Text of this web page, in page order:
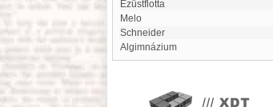
Ezüstflotta
Melo
Schneider
Algimnázium